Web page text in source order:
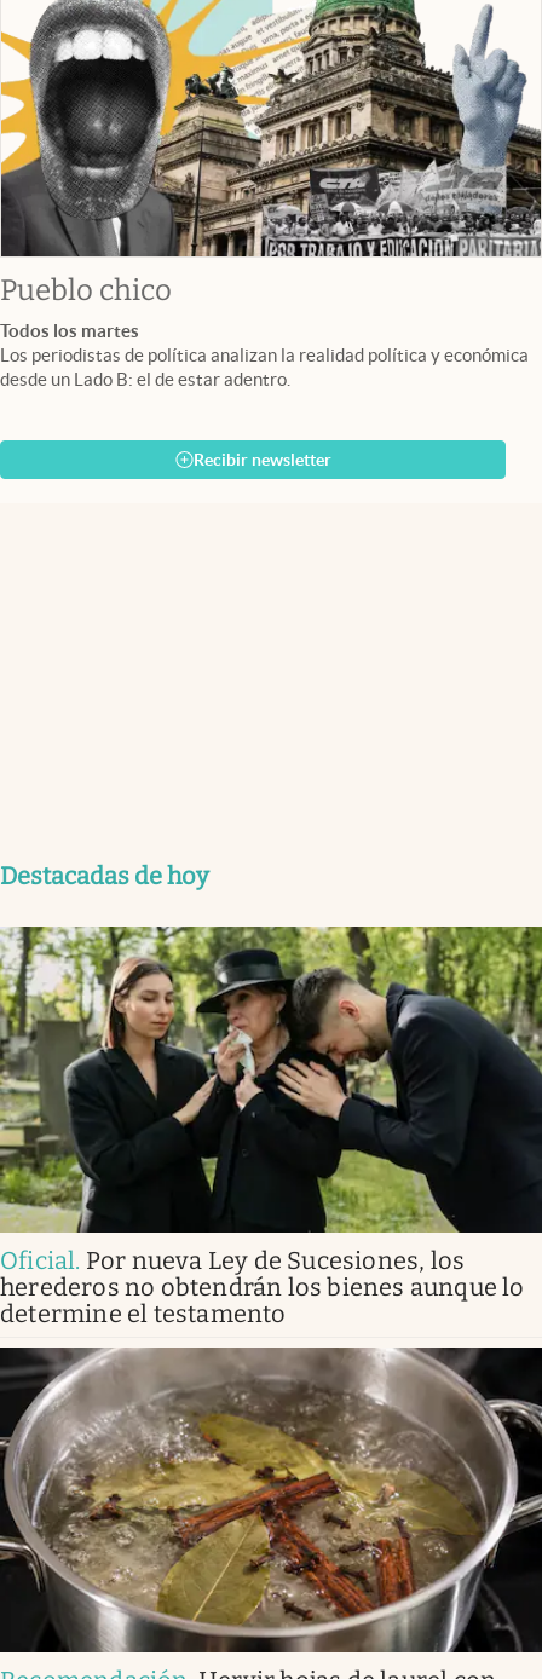
Pueblo chico
Todos los martes
Los periodistas de política analizan la realidad política y económica
desde un Lado B: el de estar adentro.
Recibir newsletter
Destacadas de hoy
Oficial. Por nueva Ley de Sucesiones, los
herederos no obtendrán los bienes aunque lo
determine el testamento